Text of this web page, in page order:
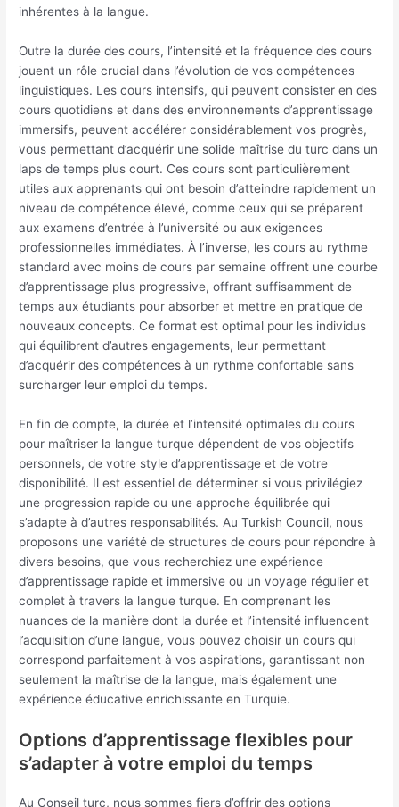
inhérentes à la langue.
Outre la durée des cours, l’intensité et la fréquence des cours
jouent un rôle crucial dans l’évolution de vos compétences
linguistiques. Les cours intensifs, qui peuvent consister en des
cours quotidiens et dans des environnements d’apprentissage
immersifs, peuvent accélérer considérablement vos progrès,
vous permettant d’acquérir une solide maîtrise du turc dans un
laps de temps plus court. Ces cours sont particulièrement
utiles aux apprenants qui ont besoin d’atteindre rapidement un
niveau de compétence élevé, comme ceux qui se préparent
aux examens d’entrée à l’université ou aux exigences
professionnelles immédiates. À l’inverse, les cours au rythme
standard avec moins de cours par semaine offrent une courbe
d’apprentissage plus progressive, offrant suffisamment de
temps aux étudiants pour absorber et mettre en pratique de
nouveaux concepts. Ce format est optimal pour les individus
qui équilibrent d’autres engagements, leur permettant
d’acquérir des compétences à un rythme confortable sans
surcharger leur emploi du temps.
En fin de compte, la durée et l’intensité optimales du cours
pour maîtriser la langue turque dépendent de vos objectifs
personnels, de votre style d’apprentissage et de votre
disponibilité. Il est essentiel de déterminer si vous privilégiez
une progression rapide ou une approche équilibrée qui
s’adapte à d’autres responsabilités. Au Turkish Council, nous
proposons une variété de structures de cours pour répondre à
divers besoins, que vous recherchiez une expérience
d’apprentissage rapide et immersive ou un voyage régulier et
complet à travers la langue turque. En comprenant les
nuances de la manière dont la durée et l’intensité influencent
l’acquisition d’une langue, vous pouvez choisir un cours qui
correspond parfaitement à vos aspirations, garantissant non
seulement la maîtrise de la langue, mais également une
expérience éducative enrichissante en Turquie.
Options d’apprentissage flexibles pour
s’adapter à votre emploi du temps
Au Conseil turc, nous sommes fiers d’offrir des options